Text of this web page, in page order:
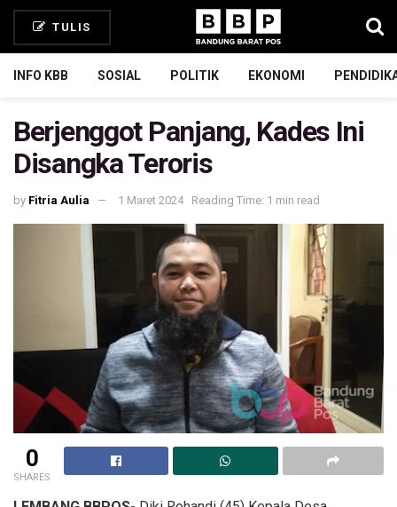
TULIS
INFO KBB SOSIAL POLITIK EKONOMI
Berjenggot Panjang, Kades Ini
Disangka Teroris
by Fitria Aulia 1 Maret 2024 Reading Time: 1 min read
0
SHARES